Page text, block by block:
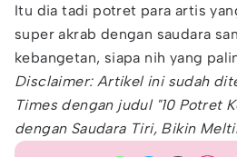
Itu dia tadi potret para artis
super akrab dengan saudara
kebangetan, siapa nih yang
Disclaimer: Artikel ini sudah
Times dengan judul "10 Potret
dengan Saudara Tiri, Bikin